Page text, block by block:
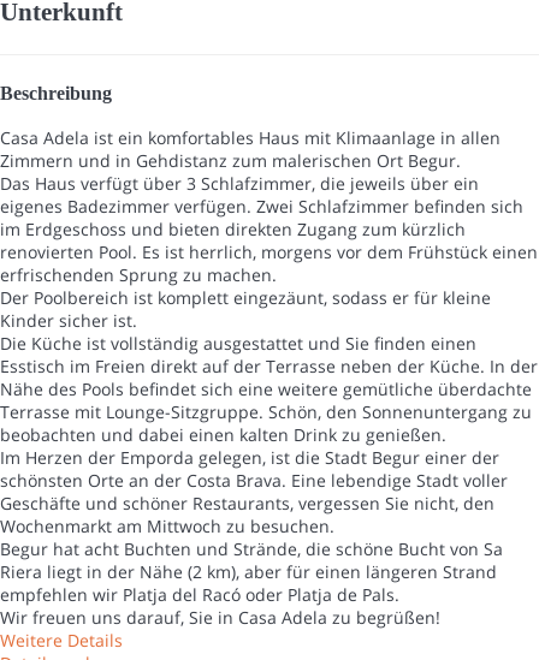
Unterkunft
Beschreibung
Casa Adela ist ein komfortables Haus mit Klimaanlage in allen
Zimmern und in Gehdistanz zum malerischen Ort Begur.
Das Haus verfügt über 3 Schlafzimmer, die jeweils über ein
eigenes Badezimmer verfügen. Zwei Schlafzimmer befinden sich
im Erdgeschoss und bieten direkten Zugang zum kürzlich
renovierten Pool. Es ist herrlich, morgens vor dem Frühstück einen
erfrischenden Sprung zu machen.
Der Poolbereich ist komplett eingezäunt, sodass er für kleine
Kinder sicher ist.
Die Küche ist vollständig ausgestattet und Sie finden einen
Esstisch im Freien direkt auf der Terrasse neben der Küche. In der
Nähe des Pools befindet sich eine weitere gemütliche überdachte
Terrasse mit Lounge-Sitzgruppe. Schön, den Sonnenuntergang zu
beobachten und dabei einen kalten Drink zu genießen.
Im Herzen der Emporda gelegen, ist die Stadt Begur einer der
schönsten Orte an der Costa Brava. Eine lebendige Stadt voller
Geschäfte und schöner Restaurants, vergessen Sie nicht, den
Wochenmarkt am Mittwoch zu besuchen.
Begur hat acht Buchten und Strände, die schöne Bucht von Sa
Riera liegt in der Nähe (2 km), aber für einen längeren Strand
empfehlen wir Platja del Racó oder Platja de Pals.
Wir freuen uns darauf, Sie in Casa Adela zu begrüßen!
Weitere Details